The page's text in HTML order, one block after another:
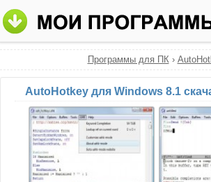
Программы для ПК›
AutoHotkey для Windows 8.1